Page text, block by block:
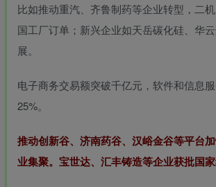
比如推动重汽、齐鲁制药等企业转型，二
国工厂订单；新兴企业如天岳碳化硅、华
展‌。
电子商务交易额突破千亿元，软件和信息
25%‌。
推动创新谷、济南药谷、汉峪金谷等平台
业集聚‌。 宝世达、汇丰铸造等企业获批国家